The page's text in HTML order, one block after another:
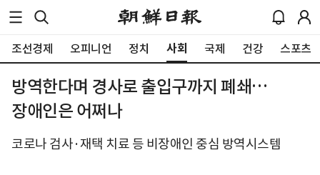
조선경제 오피니언 정치 사회 국제 건강 스포츠
방역한다며 경사로 출입구까지 폐쇄…
장애인은 어쩌나
코로나 검사·재택 치료 등 비장애인 중심 방역시스템